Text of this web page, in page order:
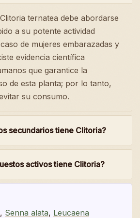
ternatea debe abordarse
a su potente actividad
de mujeres embarazadas y
evidencia científica
que garantice la
de esta planta; por lo tanto,
su consumo.
secundarios tiene Clitoria?
activos tiene Clitoria?
, Senna alata, Leucaena